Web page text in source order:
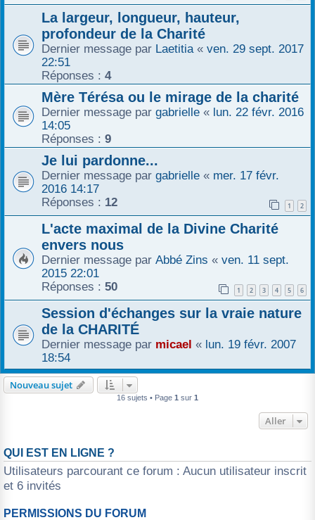
La largeur, longueur, hauteur,
profondeur de la Charité
Dernier message par Laetitia « ven. 29 sept. 2017
22:51
Réponses : 4
Mère Térésa ou le mirage de la charité
Dernier message par gabrielle « lun. 22 févr. 2016
14:05
Réponses : 9
Je lui pardonne...
Dernier message par gabrielle « mer. 17 févr.
2016 14:17
Réponses : 12 1 2
L'acte maximal de la Divine Charité
envers nous
Dernier message par Abbé Zins « ven. 11 sept.
2015 22:01
Réponses : 50 1 2 3 4 5 6
Session d'échanges sur la vraie nature
de la CHARITÉ
Dernier message par micael « lun. 19 févr. 2007
18:54
Nouveau sujet
16 sujets • Page 1 sur 1
Aller
QUI EST EN LIGNE ?
Utilisateurs parcourant ce forum : Aucun utilisateur inscrit
et 6 invités
PERMISSIONS DU FORUM